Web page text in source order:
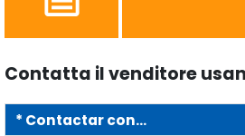
Contatta il venditore